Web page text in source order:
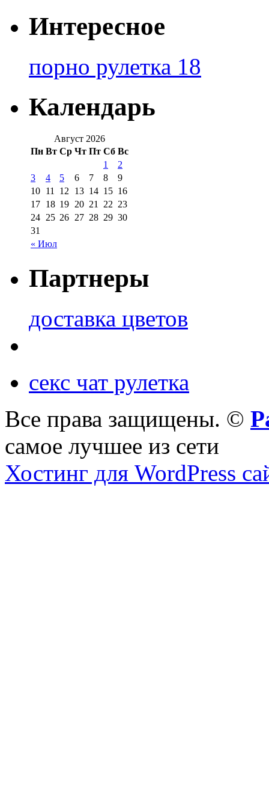
Интересное
порно рулетка 18
Календарь
Август 2026
Пн Вт Ср Чт Пт Сб Вс
« Июл
1
2
3
4 5 6 7 8
9
10 11 12 13 14 15 16
17 18 19 20 21 22 23
24 25 26 27 28 29 30
31
Партнеры
доставка цветов
секс чат рулетка
Все права защищены. ©
самое лучшее из сети
Хостинг для WordPress